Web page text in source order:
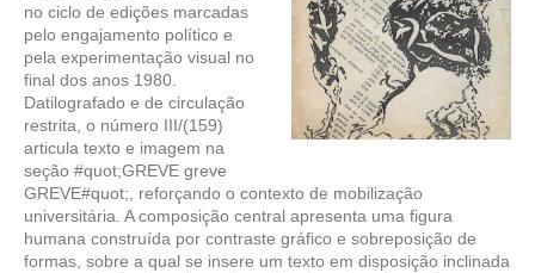
no ciclo de edições marcadas
pelo engajamento político e
pela experimentação visual no
final dos anos 1980.
Datilografado e de circulação
restrita, o número III/(159)
articula texto e imagem na
seção #quot;GREVE greve
GREVE#quot;, reforçando o contexto de mobilização
universitária. A composição central apresenta uma figura
humana construída por contraste gráfico e sobreposição de
formas, sobre a qual se insere um texto em disposição inclinada